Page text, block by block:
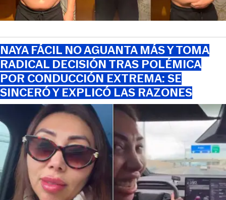
NAYA FÁCIL NO AGUANTA MÁS Y TOMA
RADICAL DECISIÓN TRAS POLÉMICA
POR CONDUCCIÓN EXTREMA: SE
SINCERÓ Y EXPLICÓ LAS RAZONES